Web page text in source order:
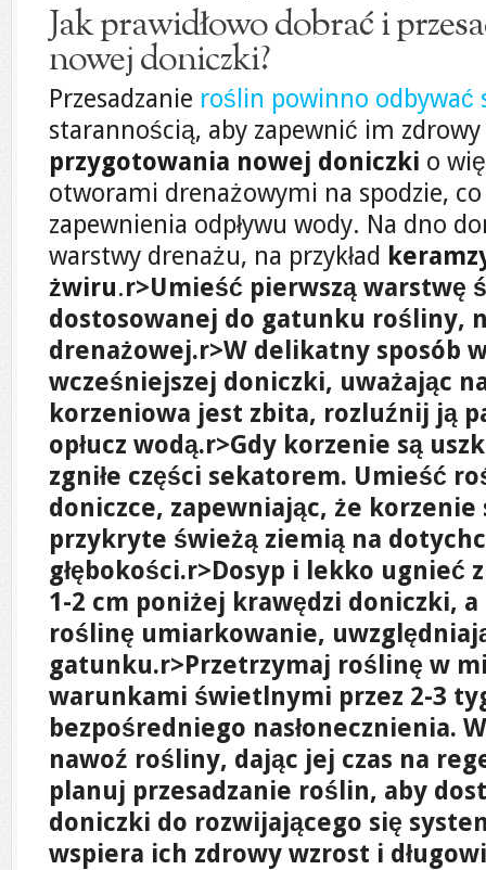
Jak prawidłowo dobrać i
nowej doniczki?
Przesadzanie roślin powinno odbywać
starannością, aby zapewnić im
przygotowania nowej doniczki o
otworami drenażowymi na spodzie,
zapewnienia odpływu wody. Na dno
warstwy drenażu, na przykład
żwiru.r>Umieść pierwszą warstwę
dostosowanej do gatunku rośliny,
drenażowej.r>W delikatny sposób
wcześniejszej doniczki, uważając
korzeniowa jest zbita, rozluźnij ją
opłucz wodą.r>Gdy korzenie są
zgniłe części sekatorem. Umieść
doniczce, zapewniając, że korzenie
przykryte świeżą ziemią na
głębokości.r>Dosyp i lekko ugnieć
1-2 cm poniżej krawędzi doniczki,
roślinę umiarkowanie,
gatunku.r>Przetrzymaj roślinę w
warunkami świetlnymi przez 2-3
bezpośredniego nasłonecznienia.
nawoź rośliny, dając jej czas na
planuj przesadzanie roślin, aby
doniczki do rozwijającego się
wspiera ich zdrowy wzrost i